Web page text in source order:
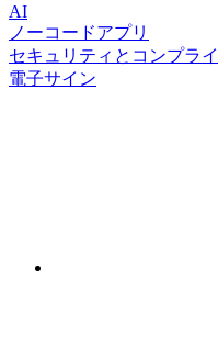
AI
ノーコードアプリ
セキュリティとコンプラ
電子サイン